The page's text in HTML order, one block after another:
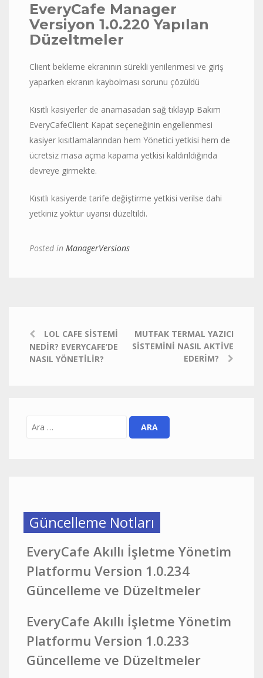
EveryCafe Manager
Versiyon 1.0.220 Yapılan
Düzeltmeler
Client bekleme ekranının sürekli yenilenmesi ve giriş
yaparken ekranın kaybolması sorunu çözüldü
Kısıtlı kasiyerler de anamasadan sağ tıklayıp Bakım
EveryCafeClient Kapat seçeneğinin engellenmesi
kasiyer kısıtlamalarından hem Yönetici yetkisi hem de
ücretsiz masa açma kapama yetkisi kaldırıldığında
devreye girmekte.
Kısıtlı kasiyerde tarife değiştirme yetkisi verilse dahi
yetkiniz yoktur uyarısı düzeltildi.
Posted in ManagerVersions
LOL CAFE SISTEMI
NEDIR? EVERYCAFE’DE
NASIL YÖNETILIR?
MUTFAK TERMAL YAZICI
SISTEMINI NASIL AKTIVE
EDERIM?
Güncelleme Notları
EveryCafe Akıllı İşletme Yönetim
Platformu Version 1.0.234
Güncelleme ve Düzeltmeler
EveryCafe Akıllı İşletme Yönetim
Platformu Version 1.0.233
Güncelleme ve Düzeltmeler